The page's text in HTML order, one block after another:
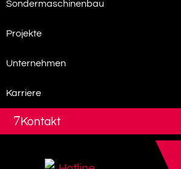
Sondermaschinenbau
Projekte
Unternehmen
Karriere
7 Kontakt